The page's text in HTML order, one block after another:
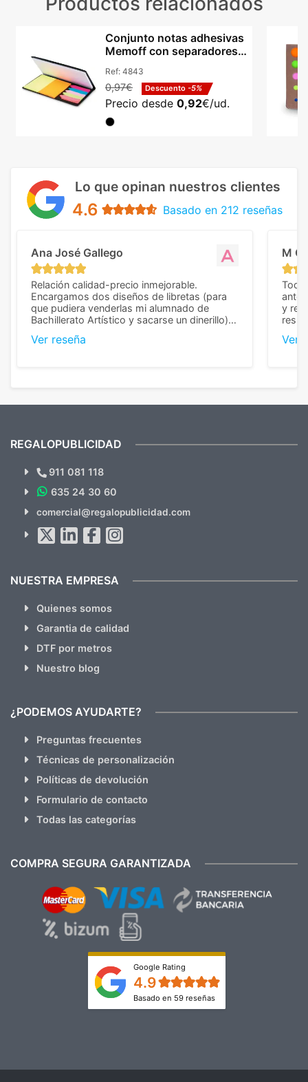
Conjunto notas adhesivas
Memoff con separadores y
Ref: 4843
0,97€ Descuento -5%
Precio desde 0,92€/ud.
Lo que opinan nuestros clientes
4.6 Basado en 212 reseñas
Ana José Gallego
Relación calidad-precio inmejorable.
Encargamos dos diseños de libretas (para
que pudiera venderlas mi alumnado de
Bachillerato Artístico y sacarse un dinerillo) y
diferencia, con libretas de muy buena calidad
Ver reseña
M C
Todo
y
Ver
¿Quieres ver nuestras últimas
Novedades y Ofertas?
hacemos Spam)
REGALOPUBLICIDAD
911 081 118
635 24 30 60
comercial@regalopublicidad.com
NUESTRA EMPRESA
Quienes somos
Garantia de calidad
DTF por metros
Nuestro blog
¿PODEMOS AYUDARTE?
Preguntas frecuentes
Técnicas de personalización
Políticas de devolución
Formulario de contacto
Todas las categorías
COMPRA SEGURA GARANTIZADA
Google Rating
4.9
Basado en 59 reseñas